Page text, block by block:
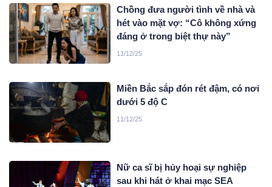
Chồng đưa người tình về nhà và
hét vào mặt vợ: “Cô không xứng
đáng ở trong biệt thự này”
11/12/25
Miền Bắc sắp đón rét đậm, có nơi
dưới 5 độ C
11/12/25
Nữ ca sĩ bị hủy hoại sự nghiệp
sau khi hát ở khai mạc SEA